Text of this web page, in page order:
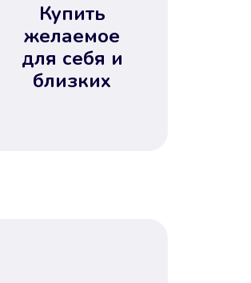
Купить
желаемое
для себя и
близких